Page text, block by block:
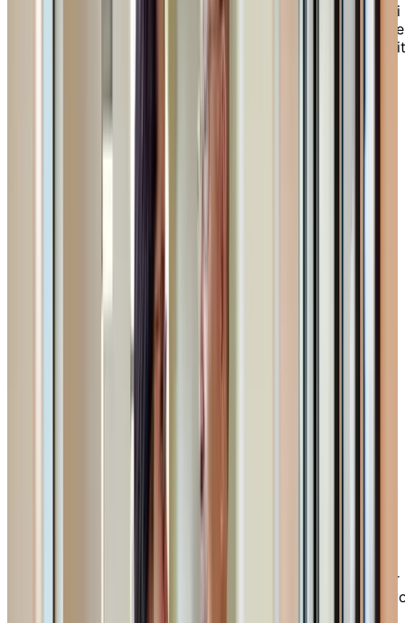
Chartwell L’Envol s’adresse d’une part aux retraités qui
souhaitent emménager dans un milieu de vie
Au fur et à mesure que vos besoins évoluent, notre
soyez obligé de déménager à un autre endroit. C’est
également un endroit tout indiqué pour les gens en
convalescence ou qui sont à la recherche d’un court
Milieu de vie autonome
vous procurer la tranquillité d’esprit la plus
infirmière sur place, un préposé aux résidents sur
appel est prêt à vous soutenir dans le cadre de